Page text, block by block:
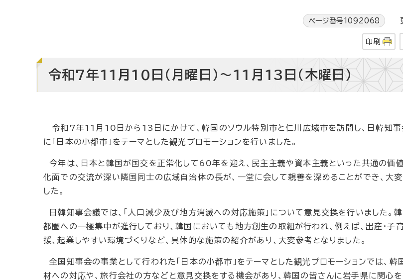
ページ番号1092068
印刷
令和7年11月10日（月曜日）～11月13日（木曜日）
令和7年11月10日から13日にかけて、韓国のソウル特別市と仁川広域市を訪問し、日韓知事
に「日本の小都市」をテーマとした観光プロモーションを行いました。
今年は、日本と韓国が国交を正常化して60年を迎え、民主主義や資本主義といった共通の価
化面での交流が深い隣国同士の広域自治体の長が、一堂に会して親善を深めることができ、大
した。
日韓知事会議では、「人口減少及び地方消滅への対応施策」について意見交換を行いました。
都圏への一極集中が進行しており、韓国においても地方創生の取組が行われ、例えば、出産・子
援、起業しやすい環境づくりなど、具体的な施策の紹介があり、大変参考となりました。
全国知事会の事業として行われた「日本の小都市」をテーマとした観光プロモーションでは、韓
材への対応や、旅行会社の方などと意見交換をする機会があり、韓国の皆さんに岩手県に関心